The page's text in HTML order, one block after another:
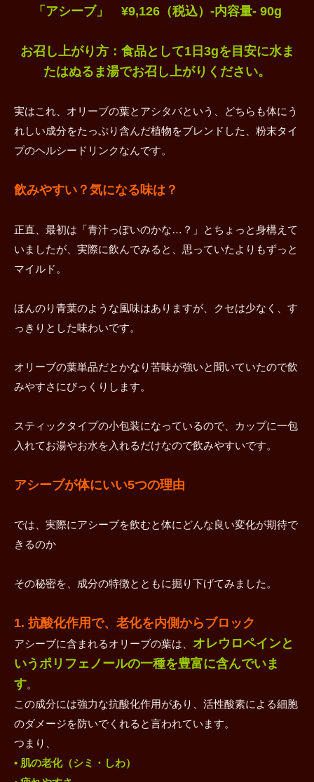
「アシーブ」 ¥9,126（税込）-内容量- 90g
お召し上がり方：食品として1日3gを目安に水ま
たはぬるま湯でお召し上がりください。
実はこれ、オリーブの葉とアシタバという、どちらも体にう
れしい成分をたっぷり含んだ植物をブレンドした、粉末タイ
プのヘルシードリンクなんです。
飲みやすい？気になる味は？
正直、最初は「青汁っぽいのかな…？」とちょっと身構えて
いましたが、実際に飲んでみると、思っていたよりもずっと
マイルド。
ほんのり青葉のような風味はありますが、クセは少なく、す
っきりとした味わいです。
オリーブの葉単品だとかなり苦味が強いと聞いていたので飲
みやすさにびっくりします。
スティックタイプの小包装になっているので、カップに一包
入れてお湯やお水を入れるだけなので飲みやすいです。
アシーブが体にいい5つの理由
では、実際にアシーブを飲むと体にどんな良い変化が期待で
きるのか
その秘密を、成分の特徴とともに掘り下げてみました。
1. 抗酸化作用で、老化を内側からブロック
アシーブに含まれるオリーブの葉は、 オレウロペインと
いうポリフェノールの一種を豊富に含んでいま
す。
この成分には強力な抗酸化作用があり、活性酸素による細胞
のダメージを防いでくれると言われています。
つまり、
• 肌の老化（シミ・しわ）